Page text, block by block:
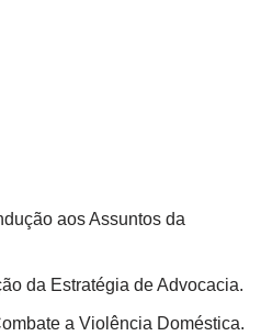
aos Assuntos da
da Estratégia de Advocacia.
a Violência Doméstica.